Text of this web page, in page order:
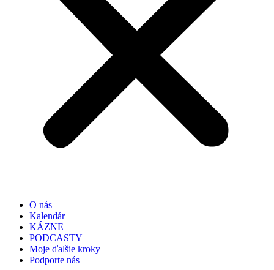
O nás
Kalendár
KÁZNE
PODCASTY
Moje ďalšie kroky
Podporte nás